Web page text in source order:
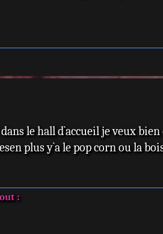
le hall d`accueil je veux
plus y`a le pop corn ou la
: